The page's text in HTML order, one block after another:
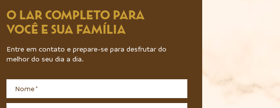
O LAR COMPLETO PARA
VOCÊ E SUA FAMÍLIA
Entre em contato e prepare-se para desfrutar do
melhor do seu dia a dia.